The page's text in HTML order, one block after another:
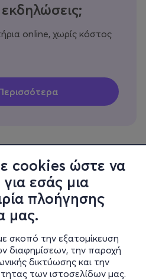
cookies ώστε να
εσάς μια
πλοήγησης
μας.
σκοπό την εξατομίκευση
διαφημίσεων, την παροχή
δικτύωσης και την
των ιστοσελίδων μας.
online, χωρίς κόστος